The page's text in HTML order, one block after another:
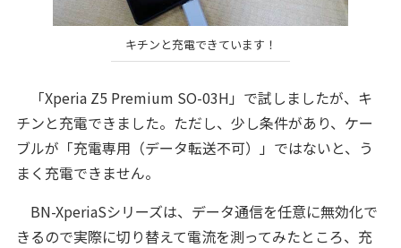
キチンと充電できています！
「Xperia Z5 Premium SO-03H」で試しましたが、キ
チンと充電できました。ただし、少し条件があり、ケー
ブルが「充電専用（データ転送不可）」ではないと、う
まく充電できません。
BN-XperiaSシリーズは、データ通信を任意に無効化で
きるので実際に切り替えて電流を測ってみたところ、充